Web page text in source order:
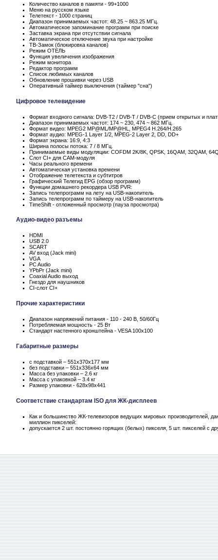
Количество каналов в памяти - 99+1000
Меню на русском языке
Телетекст - 1000 страниц
Диапазон принимаемых частот: 48.25 ~ 863.25 МГц.
Автоматическое запоминание программ при поиске
Заставка экрана при отсутствии сигнала
Автоматическое отключение звука при настройке
ТВ-Замок (блокировка каналов)
Режим ОТЕЛЬ
Функция увеличения изображения
Режим монитора
Редактор программ
Список любимых каналов
Обновление прошивки через USB
Оперативный таймер выключения (таймер "сна")
Цифровое телевидение
Формат входного сигнала: DVB-T2 / DVB-T / DVB-C (прием открытых и
Диапазон принимаемых частот: 174 ~ 230, 474 ~ 862 МГц.
Формат видео: MPEG2 MP@ML/MP@HL, MPEG4 H.264/H.265
Формат аудио: MPEG-1 Layer 1/2, MPEG-2 Layer 2, DD, DD+
Формат экрана: 16:9, 4:3
Ширина полосы потока: 7 / 8 МГц.
Принимаемые виды модуляции: COFDM 2K/8K, QPSK, 16QAM, 32QAM,
Слот CI+ для CAM-модуля
Часы реального времени
Автоматическая установка времени
Отображение телетекста и субтитров
Графический Телегид EPG (обзор программ)
Функции домашнего рекордера USB PVR:
Запись телепрограмм на лету на USB-накопитель
Запись телепрограмм по таймеру на USB-накопитель
TimeShift - отложенный просмотр (пауза просмотра)
Аудио-видео разъемы
HDMI
USB 2.0
SCART
AV вход (Jack mini)
VGA
PC Audio
YPbPr (Jack mini)
Coaxial Audio выход
Гнездо для наушников
CI-слот CI+
Прочие характеристики
Диапазон напряжений питания - 110 - 240 В, 50/60Гц
Потребляемая мощность - 25 Вт
Стандарт настенного кронштейна - VESA 100x100
Габаритные размеры
с подставкой – 551x370x177 мм
без подставки – 551x336x64 мм
Масса без упаковки – 2.6 кг
Масса c упаковкой – 3.4 кг
Размер упаковки - 628x98x441
Соответствие стандартам ISO для ЖК-дисплеев
Как и большинство ЖК-телевизоров ведущих мировых производителей,
миллион пикселей:
допускается 2 шт. постоянно горящих (белых) пикселя, 5 шт. пикселей с